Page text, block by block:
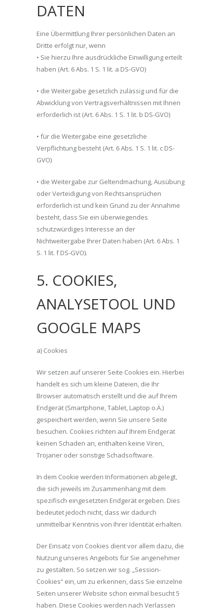
DATEN
Eine Übermittlung Ihrer persönlichen Daten an
Dritte erfolgt nur, wenn
• Sie hierzu Ihre ausdrückliche Einwilligung erteilt
haben (Art. 6 Abs. 1 S. 1 lit. a DS-GVO)
• die Weitergabe gesetzlich zulässig und für die
Abwicklung von Vertragsverhältnissen mit Ihnen
erforderlich ist (Art. 6 Abs. 1 S. 1 lit. b DS-GVO)
• für die Weitergabe eine gesetzliche
Verpflichtung besteht (Art. 6 Abs. 1 S. 1 lit. c DS-
GVO)
• die Weitergabe zur Geltendmachung, Ausübung
oder Verteidigung von Rechtsansprüchen
erforderlich ist und kein Grund zu der Annahme
besteht, dass Sie ein überwiegendes
schutzwürdiges Interesse an der
Nichtweitergabe Ihrer Daten haben (Art. 6 Abs. 1
S. 1 lit. f DS-GVO).
5. COOKIES,
ANALYSETOOL UND
GOOGLE MAPS
a) Cookies
Wir setzen auf unserer Seite Cookies ein. Hierbei
handelt es sich um kleine Dateien, die Ihr
Browser automatisch erstellt und die auf Ihrem
Endgerät (Smartphone, Tablet, Laptop o.Ä.)
gespeichert werden, wenn Sie unsere Seite
besuchen. Cookies richten auf Ihrem Endgerät
keinen Schaden an, enthalten keine Viren,
Trojaner oder sonstige Schadsoftware.
In dem Cookie werden Informationen abgelegt,
die sich jeweils im Zusammenhang mit dem
spezifisch eingesetzten Endgerät ergeben. Dies
bedeutet jedoch nicht, dass wir dadurch
unmittelbar Kenntnis von Ihrer Identität erhalten.
Der Einsatz von Cookies dient vor allem dazu, die
Nutzung unseres Angebots für Sie angenehmer
zu gestalten. So setzen wir sog. „Session-
Cookies“ ein, um zu erkennen, dass Sie einzelne
Seiten unserer Website schon einmal besucht 5
haben. Diese Cookies werden nach Verlassen